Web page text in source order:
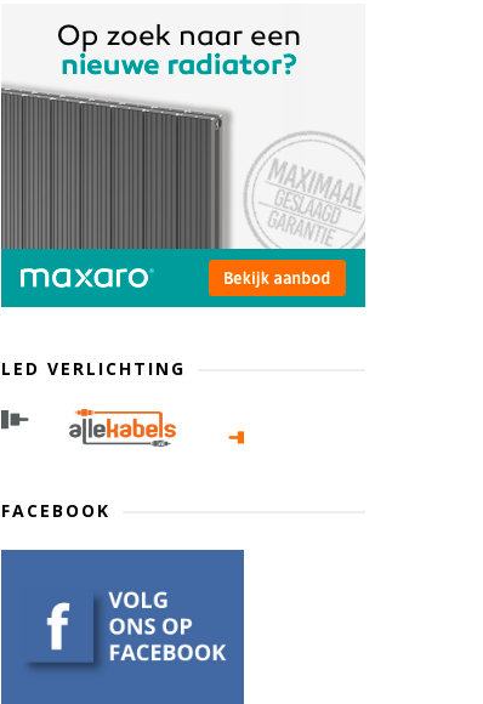
LED VERLICHTING
FACEBOOK